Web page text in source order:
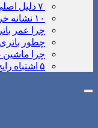
۱۰ نشانه خرابی دینام + روش تست آن بدون دستگاه
چرا عمر
چطور
چرا ماشین صبح‌ها
۵ اشتباه رایج در نگهداری باتری ماشین که عمرش را نصف می‌کنند